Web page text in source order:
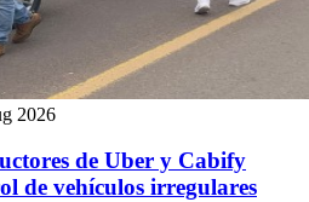
2026
de Uber y Cabify
de vehículos irregulares